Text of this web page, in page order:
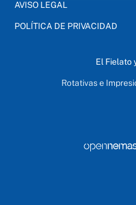
AVISO LEGAL
POLÍTICA DE PRIVACIDAD
El Fielato
Rotativas e